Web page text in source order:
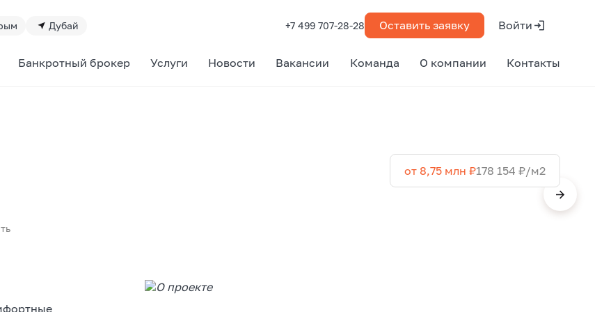
Дубай +7 499 707-28-28 Оставить заявку Войти
Банкротный брокер Услуги Новости Вакансии Команда О компании Контакты
от 8,75 млн ₽178 154 ₽/м2